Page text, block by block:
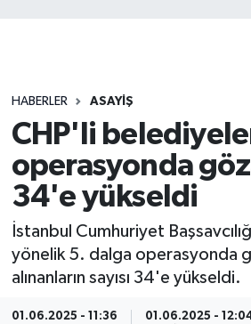
HABERLER ASAYİŞ
CHP'li
operasyonda
34'e yükseldi
İstanbul Cumhuriyet
yönelik 5. dalga operasyonda
alınanların sayısı 34'e yükseldi.
01.06.2025 - 11:36 01.06.2025 -
SPOR
YAŞAM
Son Dakika Haberleri
Haber Arşivi